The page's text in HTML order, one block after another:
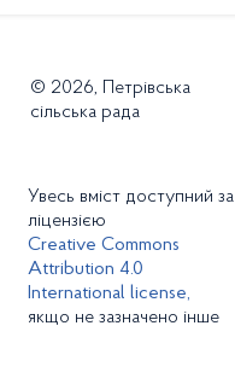
© 2026, Петрівська
сільська рада
Увесь вміст доступний за
ліцензією
Creative Commons
Attribution 4.0
International license,
якщо не зазначено інше